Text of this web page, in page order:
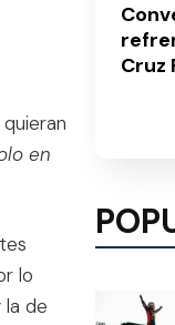
en
lo
de
Cruz